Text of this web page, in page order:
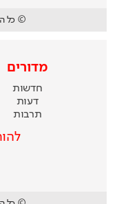
© כל
מדורים
חדשות
דעות
תרבות